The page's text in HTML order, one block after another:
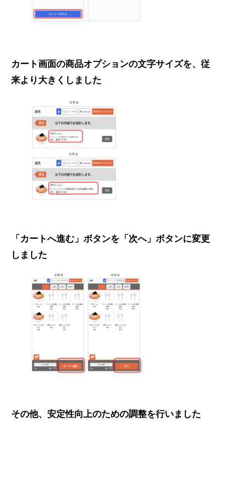
カート画面の商品オプションの文字サイズを、従
来より大きくしました
「カートへ進む」ボタンを「次へ」ボタンに変更
しました
その他、安定性向上のための調整を行いました